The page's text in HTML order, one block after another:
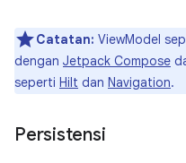
Catatan: ViewModel
dengan Jetpack Compose
seperti Hilt dan Navigation.
Persistensi